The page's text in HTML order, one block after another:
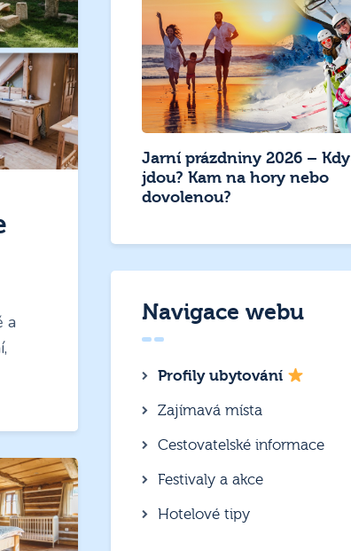
a
Jarní prázdniny 2026 – Kdy
jdou? Kam na hory nebo
dovolenou?
Navigace webu
Profily ubytování
Zajímavá místa
Cestovatelské informace
Festivaly a akce
Hotelové tipy